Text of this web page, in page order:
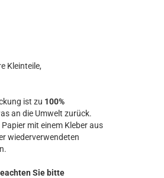
Kleinteile,
ist zu 100%
an die Umwelt zurück.
mit einem Kleber aus
wiederverwendeten
Sie bitte